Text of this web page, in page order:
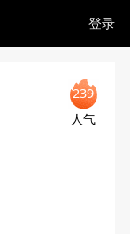
登录
239
人气